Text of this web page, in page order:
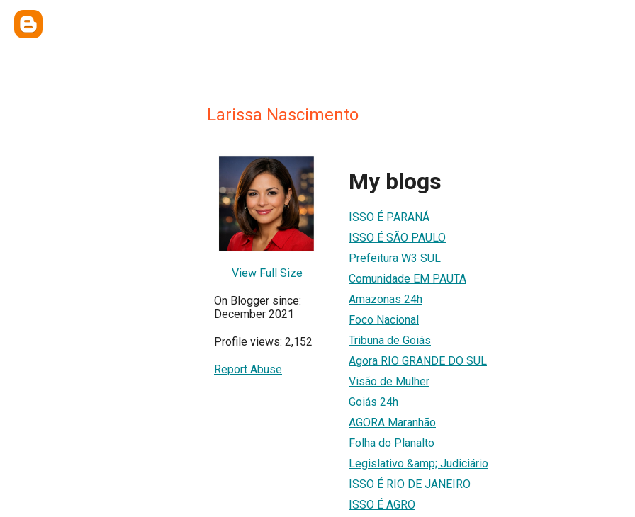
Larissa Nascimento
View Full Size
On Blogger since:
December 2021
Profile views: 2,152
Report Abuse
My blogs
ISSO É PARANÁ
ISSO É SÃO PAULO
Prefeitura W3 SUL
Comunidade EM PAUTA
Amazonas 24h
Foco Nacional
Tribuna de Goiás
Agora RIO GRANDE DO SUL
Visão de Mulher
Goiás 24h
AGORA Maranhão
Folha do Planalto
Legislativo &amp; Judiciário
ISSO É RIO DE JANEIRO
ISSO É AGRO